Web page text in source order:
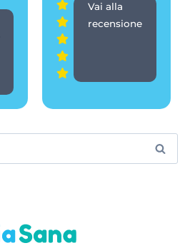
Vai alla
recensione